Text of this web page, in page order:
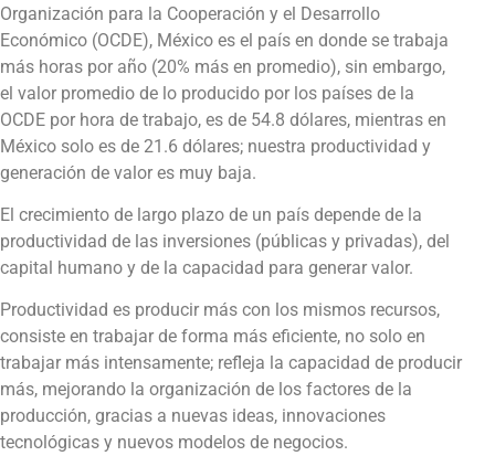
Organización para la Cooperación y el Desarrollo
Económico (OCDE), México es el país en donde se trabaja
más horas por año (20% más en promedio), sin embargo,
el valor promedio de lo producido por los países de la
OCDE por hora de trabajo, es de 54.8 dólares, mientras en
México solo es de 21.6 dólares; nuestra productividad y
generación de valor es muy baja.
El crecimiento de largo plazo de un país depende de la
productividad de las inversiones (públicas y privadas), del
capital humano y de la capacidad para generar valor.
Productividad es producir más con los mismos recursos,
consiste en trabajar de forma más eficiente, no solo en
trabajar más intensamente; refleja la capacidad de producir
más, mejorando la organización de los factores de la
producción, gracias a nuevas ideas, innovaciones
tecnológicas y nuevos modelos de negocios.